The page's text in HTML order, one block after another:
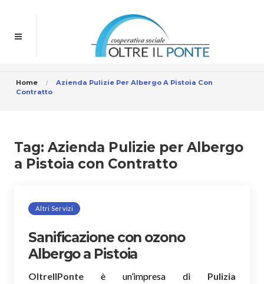
Home
Azienda Pulizie Per Albergo A Pistoia Con
Contratto
Tag: Azienda Pulizie per Albergo
a Pistoia con Contratto
Altri Servizi
Sanificazione con ozono
Albergo a Pistoia
OltreIlPonte è un’impresa di Pulizia